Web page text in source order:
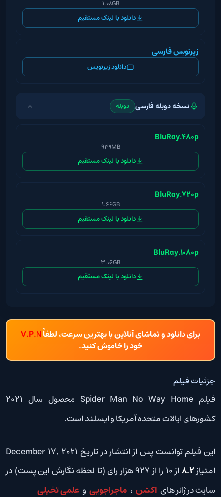
1.08GB
دانلود با لینک مستقیم
زیرنویس فارسی
دانلود زیرنویس
نسخه دوبله فارسی دوبله
BluRay.480p
939MB
دانلود با لینک مستقیم
BluRay.720p
1.66GB
دانلود با لینک مستقیم
BluRay.1080p
3.06GB
دانلود با لینک مستقیم
برای دانلود و تماشای آنلاین با بهترین سرعت، لطفاًV.P.N
خود را خاموش کنید.
جزئیات فیلم
فیلم Spider Man No Way Home محصول سال 2021
کشورهای ایالات متحده آمریکا و ایسلند است.
این فیلم توانست پس از انتشار در تاریخ December 17, 2021
امتیاز8.2
از 10 را از 927 هزار رای (تا لحظه نگارش این پست) در
سایت در ژانر های اکشن ، ماجراجویی و علمی تخیلی